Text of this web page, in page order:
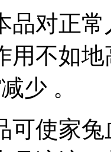
品对正
用不如
少 。
可使家